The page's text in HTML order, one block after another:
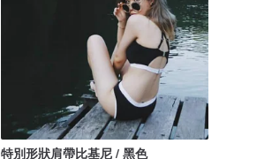
特別形狀肩帶比基尼 / 黑色